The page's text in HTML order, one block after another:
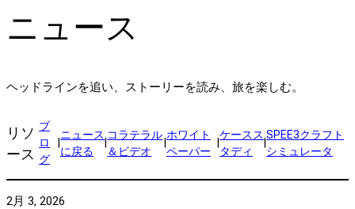
ニュース
ヘッドラインを追い、ストーリーを読み、旅を楽しむ。
リソ
ース
ブ
ロ
グ
|
ニュース
に戻る
|
コラテラル
＆ビデオ
|
ホワイト
ペーパー
|
ケースス
タディ
|
SPEE3クラフト
シミュレータ
2月 3, 2026